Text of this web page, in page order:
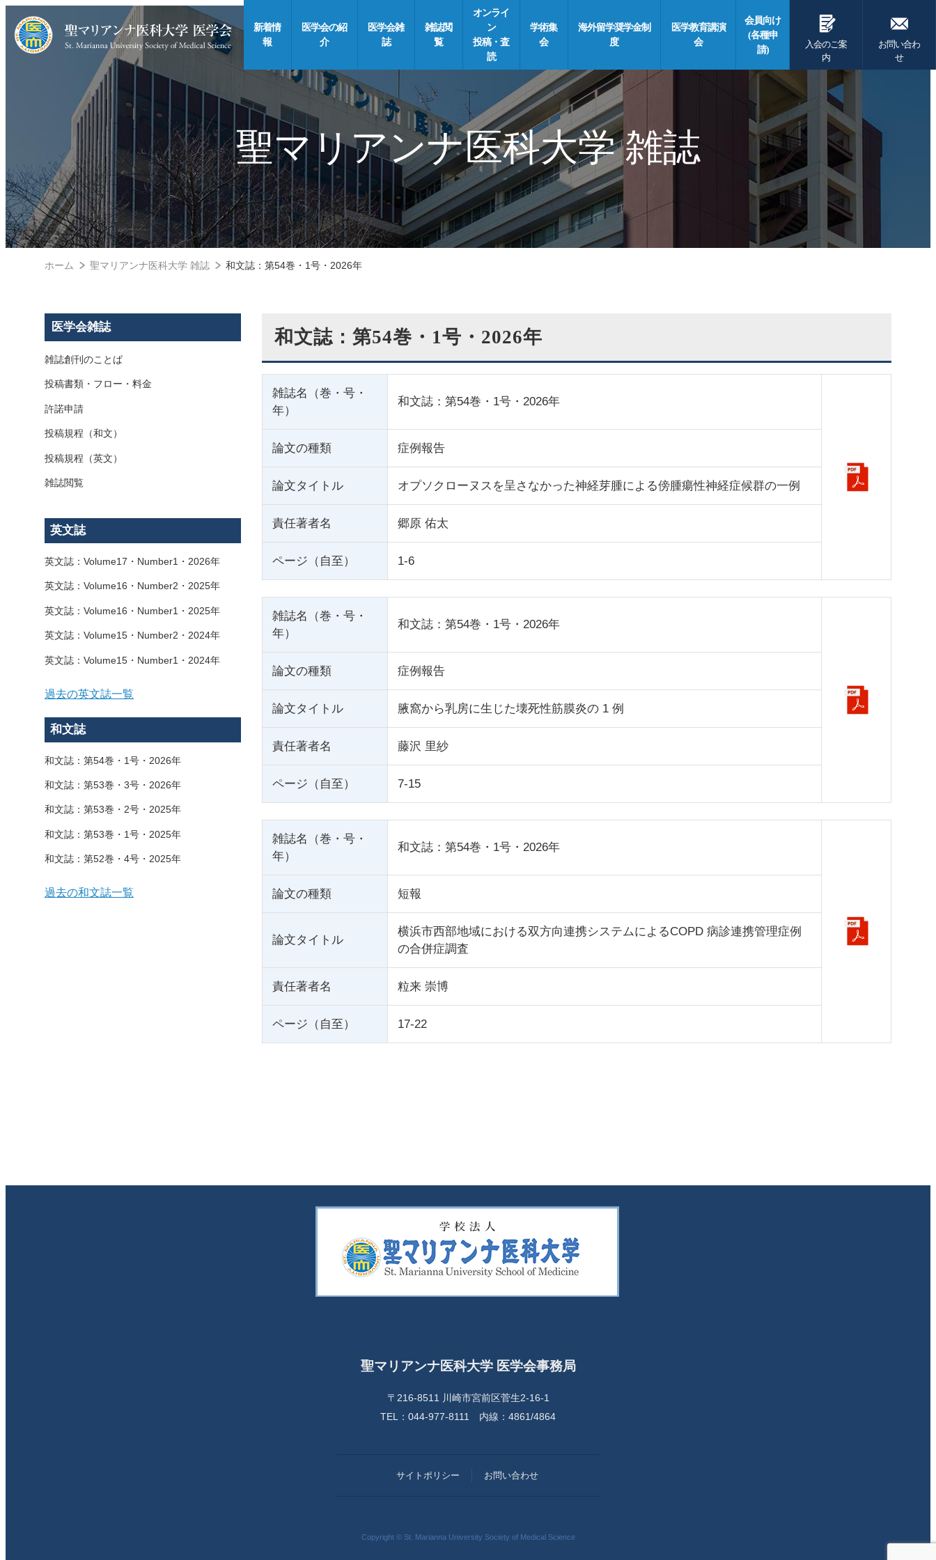
新着情
報
医学会の紹
介
医学会雑
誌
雑誌閲
覧
オンライ
ン
投稿・査
読
学術集
会
海外留学奨学金制
度
医学教育講演
会
会員向け
(各種申
請)
G
入会のご案
内
F
お問い合わ
せ
聖マリアンナ医科大学 雑誌
ホーム 聖マリアンナ医科大学 雑誌 和文誌：第54巻・1号・2026年
和文誌：第54巻・1号・2026年
雑誌名（巻・号・
年）
和文誌：第54巻・1号・2026年
論文の種類 症例報告
論文タイトル オプソクローヌスを呈さなかった神経芽腫による傍腫瘍性神経症候群の一例
責任著者名 郷原 佑太
ページ（自至） 1-6
雑誌名（巻・号・
年）
和文誌：第54巻・1号・2026年
論文の種類 症例報告
論文タイトル 腋窩から乳房に生じた壊死性筋膜炎の 1 例
責任著者名 藤沢 里紗
ページ（自至） 7-15
雑誌名（巻・号・
年）
和文誌：第54巻・1号・2026年
論文の種類 短報
論文タイトル
横浜市西部地域における双方向連携システムによるCOPD 病診連携管理症例
の合併症調査
責任著者名 粒来 崇博
ページ（自至） 17-22
医学会雑誌
雑誌創刊のことば
投稿書類・フロー・料金
許諾申請
投稿規程（和文）
投稿規程（英文）
雑誌閲覧
英文誌
英文誌：Volume17・Number1・2026年
英文誌：Volume16・Number2・2025年
英文誌：Volume16・Number1・2025年
英文誌：Volume15・Number2・2024年
英文誌：Volume15・Number1・2024年
過去の英文誌一覧
和文誌
和文誌：第54巻・1号・2026年
和文誌：第53巻・3号・2026年
和文誌：第53巻・2号・2025年
和文誌：第53巻・1号・2025年
和文誌：第52巻・4号・2025年
過去の和文誌一覧
聖マリアンナ医科大学 医学会事務局
〒216-8511 川崎市宮前区菅生2-16-1
TEL：044-977-8111 内線：4861/4864
サイトポリシー お問い合わせ
Copyright © St. Marianna University Society of Medical Science